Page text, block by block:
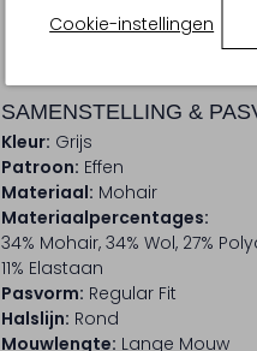
Cookie-instellingen
BEZORGEN &
SAMENSTELLING &
Kleur: Grijs
Patroon: Effen
Materiaal: Mohair
Materiaalpercentages:
34% Mohair, 34% Wol, 27%
11% Elastaan
Pasvorm: Regular Fit
Halslijn: Rond
Mouwlengte: Lange Mouw